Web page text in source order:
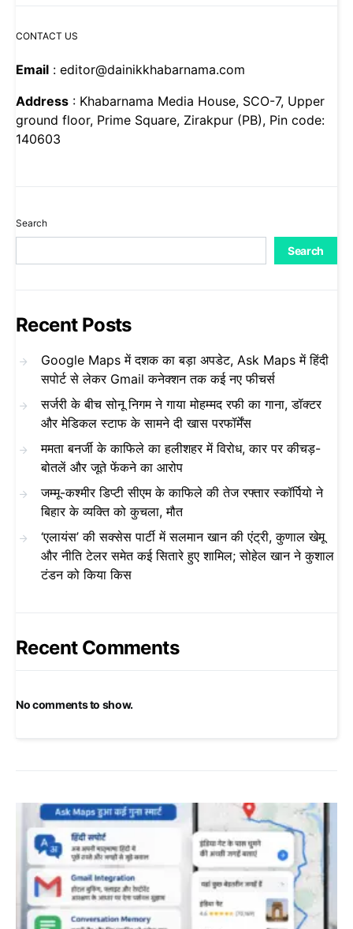
CONTACT US
Email : editor@dainikkhabarnama.com
Address : Khabarnama Media House, SCO-7, Upper
ground floor, Prime Square, Zirakpur (PB), Pin code:
140603
Search
Search
Recent Posts
Google Maps में दशक का बड़ा अपडेट, Ask Maps में हिंदी
सपोर्ट से लेकर Gmail कनेक्शन तक कई नए फीचर्स
सर्जरी के बीच सोनू निगम ने गाया मोहम्मद रफी का गाना, डॉक्टर
और मेडिकल स्टाफ के सामने दी खास परफॉर्मेंस
ममता बनर्जी के काफिले का हलीशहर में विरोध, कार पर कीचड़-
बोतलें और जूते फेंकने का आरोप
जम्मू-कश्मीर डिप्टी सीएम के काफिले की तेज रफ्तार स्कॉर्पियो ने
बिहार के व्यक्ति को कुचला, मौत
‘एलायंस’ की सक्सेस पार्टी में सलमान खान की एंट्री, कुणाल खेमू
और नीति टेलर समेत कई सितारे हुए शामिल; सोहेल खान ने कुशाल
टंडन को किया किस
Recent Comments
No comments to show.